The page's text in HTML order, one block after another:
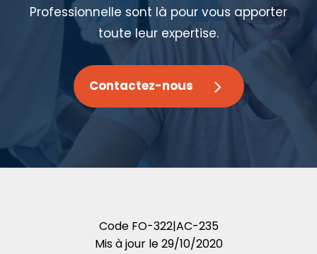
Professionnelle sont là pour vous apporter
toute leur expertise.
Contactez-nous
Code FO-322|AC-235
Mis à jour le29/10/2020